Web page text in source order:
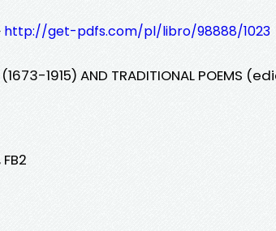
http://get-pdfs.com/pl/libro/98888/1023
(1673-1915) AND TRADITIONAL POEMS